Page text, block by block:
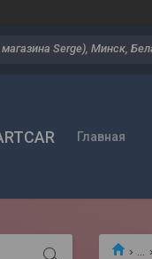
Serge), Минск,
Главная